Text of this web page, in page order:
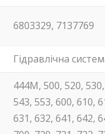
6803329, 7137769
Гідравлічна
444M, 500, 520,
543, 553, 600, 610,
631, 632, 641, 642,